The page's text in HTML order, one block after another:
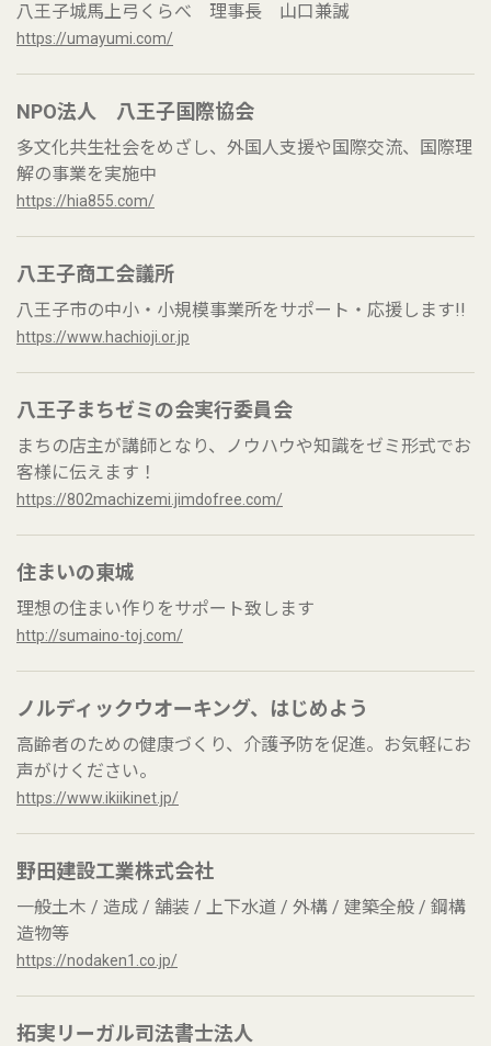
八王子城馬上弓くらべ 理事長 山口兼誠
https://umayumi.com/
NPO法人 八王子国際協会
多文化共生社会をめざし、外国人支援や国際交流、国際理
解の事業を実施中
https://hia855.com/
八王子商工会議所
八王子市の中小・小規模事業所をサポート・応援します!!
https://www.hachioji.or.jp
八王子まちゼミの会実行委員会
まちの店主が講師となり、ノウハウや知識をゼミ形式でお
客様に伝えます！
https://802machizemi.jimdofree.com/
住まいの東城
理想の住まい作りをサポート致します
http://sumaino-toj.com/
ノルディックウオーキング、はじめよう
高齢者のための健康づくり、介護予防を促進。お気軽にお
声がけください。
https://www.ikiikinet.jp/
野田建設工業株式会社
一般土木 / 造成 / 舗装 / 上下水道 / 外構 / 建築全般 / 鋼構
造物等
https://nodaken1.co.jp/
拓実リーガル司法書士法人